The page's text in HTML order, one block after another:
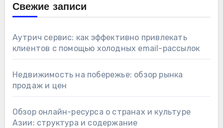
Свежие записи
Аутрич сервис: как эффективно привлекать
клиентов с помощью холодных email-рассылок
Недвижимость на побережье: обзор рынка
продаж и цен
Обзор онлайн-ресурса о странах и культуре
Азии: структура и содержание